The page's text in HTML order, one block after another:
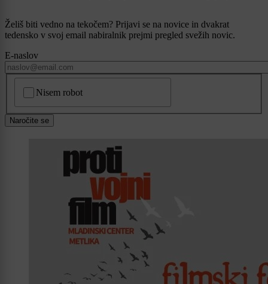
Želiš biti vedno na tekočem? Prijavi se na novice in dvakrat
tedensko v svoj email nabiralnik prejmi pregled svežih novic.
E-naslov
Nisem robot
Naročite se